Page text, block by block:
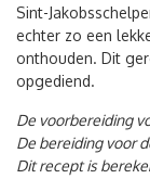
Sint-
echter zo een
onthouden. Dit
opgediend.
De voorbereiding
De bereiding voor
Dit recept is